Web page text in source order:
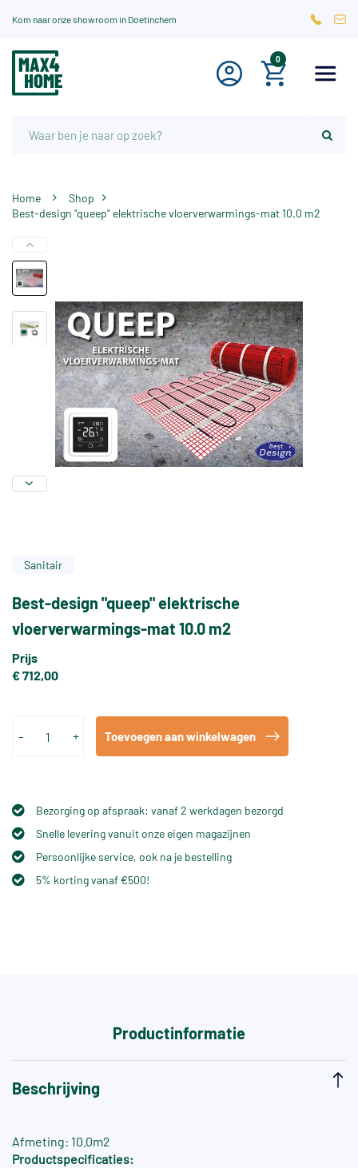
Kom naar onze showroom in Doetinchem
0
Home
Shop
Best-design "queep" elektrische vloerverwarmings-mat 10.0 m2
Sanitair
Best-design "queep" elektrische
vloerverwarmings-mat 10.0 m2
Prijs
€ 712,00
- + Toevoegen aan winkelwagen
Bezorging op afspraak: vanaf 2 werkdagen bezorgd
Snelle levering vanuit onze eigen magazijnen
Persoonlijke service, ook na je bestelling
5% korting vanaf €500!
Productinformatie
Beschrijving
Afmeting: 10.0m2
Productspecificaties: